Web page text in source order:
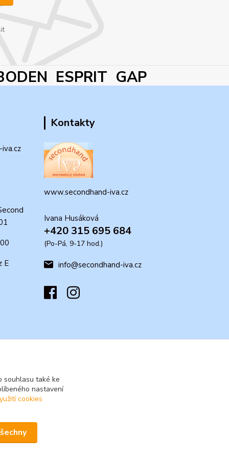
ESPRIT GAP
E
Kontakty
www.secondhand-iva.cz
Ivana Husáková
+420 315 695 684
(Po-Pá, 9-17 hod.)
info@secondhand-iva.cz
souhlasu také ke
nastavení
cookies